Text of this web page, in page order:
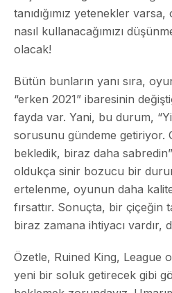
tanıdığımız yetenekler
nasıl kullanacağımızı
olacak!
Bütün bunların yanı sıra,
“erken 2021” ibaresinin
fayda var. Yani, bu durum,
sorusunu gündeme getiriyor.
bekledik, biraz daha
oldukça sinir bozucu bir
ertelenme, oyunun daha
fırsattır. Sonuçta, bir çiçeğin
biraz zamana ihtiyacı vardır,
Özetle, Ruined King, League
yeni bir soluk getirecek gibi